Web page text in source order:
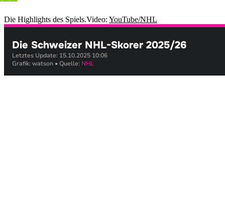
Die Highlights des Spiels.Video: YouTube/NHL